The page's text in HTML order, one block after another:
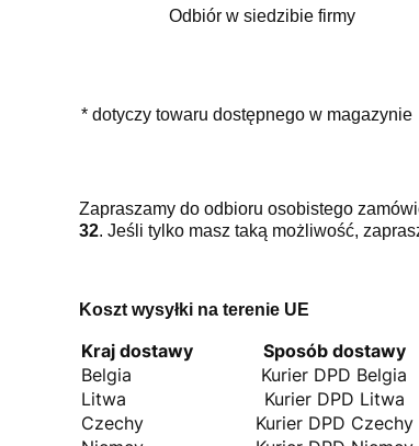
Odbiór w siedzibie firmy
* dotyczy towaru dostępnego w magazynie
Zapraszamy do odbioru osobistego
32. Jeśli tylko masz taką możliwość,
Koszt wysyłki na terenie UE
Kraj dostawy Sposób dostawy
Belgia
Kurier DPD Belgia
Litwa
Kurier DPD Litwa
Czechy
Kurier DPD Czechy